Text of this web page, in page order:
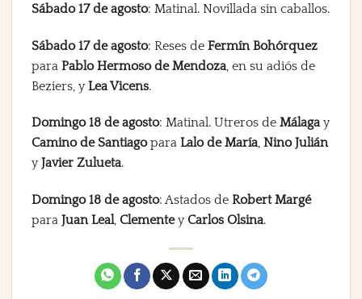
Sábado 17 de agosto: Matinal. Novillada sin caballos.
Sábado 17 de agosto: Reses de Fermín Bohórquez
para Pablo Hermoso de Mendoza , en su adiós de
Beziers, y Lea Vicens.
Domingo 18 de agosto: Matinal. Utreros de Málagay
Camino de Santiagopara Lalo de María, Nino Julián
y Javier Zulueta.
Domingo 18 de agosto: Astados de Robert Margé
para Juan Leal, Clementey Carlos Olsina.